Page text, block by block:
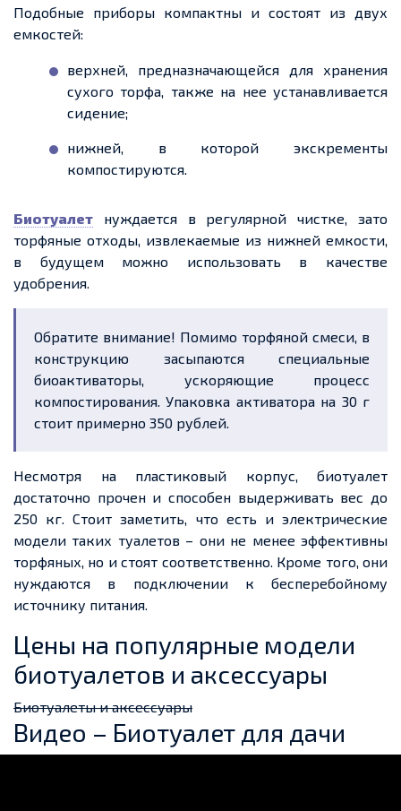
Подобные приборы компактны и состоят из двух
емкостей:
верхней, предназначающейся для хранения
сухого торфа, также на нее устанавливается
сидение;
нижней, в которой экскременты
компостируются.
Биотуалет нуждается в регулярной чистке, зато
торфяные отходы, извлекаемые из нижней емкости,
в будущем можно использовать в качестве
удобрения.
Обратите внимание! Помимо торфяной смеси, в
конструкцию засыпаются специальные
биоактиваторы, ускоряющие процесс
компостирования. Упаковка активатора на 30 г
стоит примерно 350 рублей.
Несмотря на пластиковый корпус, биотуалет
достаточно прочен и способен выдерживать вес до
250 кг. Стоит заметить, что есть и электрические
модели таких туалетов – они не менее эффективны
торфяных, но и стоят соответственно. Кроме того, они
нуждаются в подключении к бесперебойному
источнику питания.
Цены на популярные модели
биотуалетов и аксессуары
Биотуалеты и аксессуары
Видео – Биотуалет для дачи